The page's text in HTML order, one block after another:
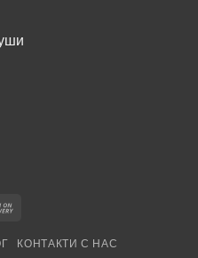
Delivery
КОНТАКТИ С НАС